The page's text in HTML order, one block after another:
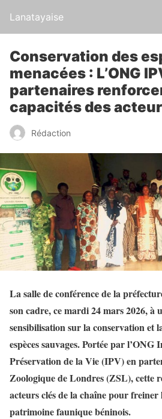
Lanatayaise
Conservation des
menacées : L’ONG
partenaires
capacités des
Rédaction
La salle de conférence de la
son cadre, ce mardi 24 mars 2026, à
sensibilisation sur la conservation et
espèces sauvages. Portée par
Préservation de la Vie (IPV) en
Zoologique de Londres (ZSL), cette
acteurs clés de la chaîne pour freiner
patrimoine faunique béninois.